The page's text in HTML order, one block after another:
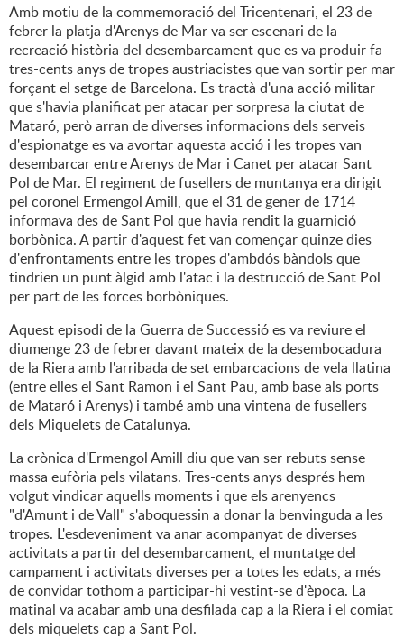
Amb motiu de la commemoració del Tricentenari, el 23 de
febrer la platja d'Arenys de Mar va ser escenari de la
recreació història del desembarcament que es va produir fa
tres-cents anys de tropes austriacistes que van sortir per mar
forçant el setge de Barcelona. Es tractà d'una acció militar
que s'havia planificat per atacar per sorpresa la ciutat de
Mataró, però arran de diverses informacions dels serveis
d'espionatge es va avortar aquesta acció i les tropes van
desembarcar entre Arenys de Mar i Canet per atacar Sant
Pol de Mar. El regiment de fusellers de muntanya era dirigit
pel coronel Ermengol Amill, que el 31 de gener de 1714
informava des de Sant Pol que havia rendit la guarnició
borbònica. A partir d'aquest fet van començar quinze dies
d'enfrontaments entre les tropes d'ambdós bàndols que
tindrien un punt àlgid amb l'atac i la destrucció de Sant Pol
per part de les forces borbòniques.
Aquest episodi de la Guerra de Successió es va reviure el
diumenge 23 de febrer davant mateix de la desembocadura
de la Riera amb l'arribada de set embarcacions de vela llatina
(entre elles el Sant Ramon i el Sant Pau, amb base als ports
de Mataró i Arenys) i també amb una vintena de fusellers
dels Miquelets de Catalunya.
La crònica d'Ermengol Amill diu que van ser rebuts sense
massa eufòria pels vilatans. Tres-cents anys després hem
volgut vindicar aquells moments i que els arenyencs
"d'Amunt i de Vall" s'aboquessin a donar la benvinguda a les
tropes. L'esdeveniment va anar acompanyat de diverses
activitats a partir del desembarcament, el muntatge del
campament i activitats diverses per a totes les edats, a més
de convidar tothom a participar-hi vestint-se d'època. La
matinal va acabar amb una desfilada cap a la Riera i el comiat
dels miquelets cap a Sant Pol.